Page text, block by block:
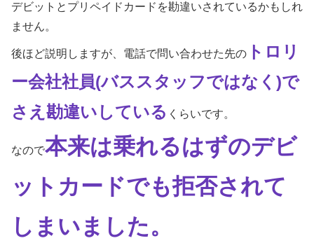
デビットとプリペイドカードを勘違いされているかもしれ
ません。
後ほど説明しますが、電話で問い合わせた先の
トロリ
ー会社社員(バススタッフではなく)で
さえ勘違いしている くらいです。
なので本来は乗れるはずのデビ
ットカードでも拒否されて
しまいました。